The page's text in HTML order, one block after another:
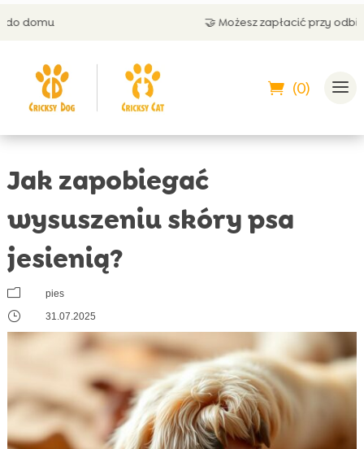
🤝 Możesz zapłacić przy odbiorze
(0)
Jak zapobiegać
wysuszeniu skóry psa
jesienią?
m pies
} 31.07.2025